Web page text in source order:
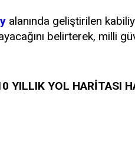
alanında geliştirilen
belirterek, milli
YILLIK YOL HARİTASI